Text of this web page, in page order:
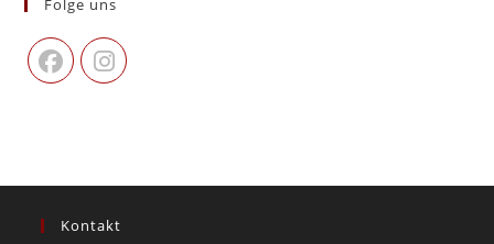
Folge uns
Kontakt